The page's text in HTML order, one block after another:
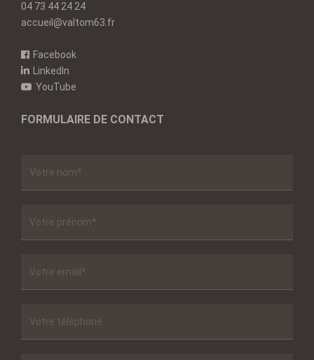
04 73 44 24 24
accueil@valtom63.fr
Facebook
LinkedIn
YouTube
FORMULAIRE DE CONTACT